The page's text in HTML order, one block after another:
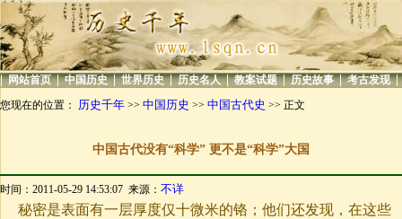
| 网站首页 | 中国历史 | 世界历史 | 历史名人 | 教案试题 | 历史故事 | 考古发现 |
您现在的位置： 历史千年 >> 中国历史 >> 中国古代史 >> 正文
中国古代没有“科学” 更不是“科学”大国
时间：2011-05-29 14:53:07 来源： 不详
秘密是表面有一层厚度仅十微米的铬；他们还发现，在这些